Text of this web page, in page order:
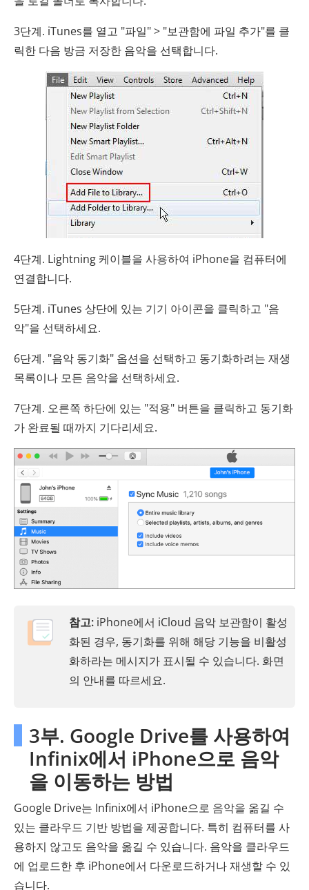
3단계. iTunes를 열고 "파일" > "보관함에 파일 추가"를 클
릭한 다음 방금 저장한 음악을 선택합니다.
4단계. Lightning 케이블을 사용하여 iPhone을 컴퓨터에
연결합니다.
5단계. iTunes 상단에 있는 기기 아이콘을 클릭하고 "음
악"을 선택하세요.
6단계. "음악 동기화" 옵션을 선택하고 동기화하려는 재생
목록이나 모든 음악을 선택하세요.
7단계. 오른쪽 하단에 있는 "적용" 버튼을 클릭하고 동기화
가 완료될 때까지 기다리세요.
참고: iPhone에서 iCloud 음악 보관함이 활성
화된 경우, 동기화를 위해 해당 기능을 비활성
화하라는 메시지가 표시될 수 있습니다. 화면
의 안내를 따르세요.
3부. Google Drive를 사용하여
Infinix에서 iPhone으로 음악
을 이동하는 방법
Google Drive는 Infinix에서 iPhone으로 음악을 옮길 수
있는 클라우드 기반 방법을 제공합니다. 특히 컴퓨터를 사
용하지 않고도 음악을 옮길 수 있습니다. 음악을 클라우드
에 업로드한 후 iPhone에서 다운로드하거나 재생할 수 있
습니다.